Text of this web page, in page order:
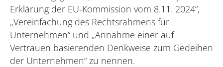
Erklärung der EU-Kommission vom 8.11. 2024“,
„Vereinfachung des Rechtsrahmens für
Unternehmen“ und „Annahme einer auf
Vertrauen basierenden Denkweise zum Gedeihen
der Unternehmen“ zu nennen.